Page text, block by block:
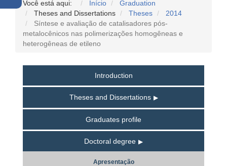
Você está aqui: Início
Graduation
Theses and Dissertations
Theses
2014
Síntese e avaliação de catalisadores pós-
metalocênicos nas polimerizações homogêneas e
heterogêneas de etileno
Introduction
Theses and Dissertations
Graduates profile
Doctoral degree
Apresentação